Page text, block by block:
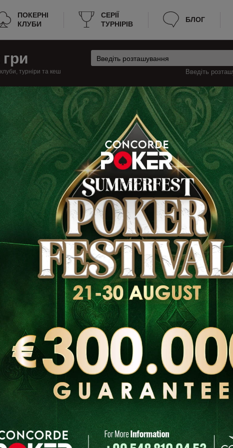
ПОКЕРНІ
КЛУБИ
CЕРІЇ
ТУРНІРІВ
БЛОГ
турніри та кеш Введіть
Німеччина Бад-Райхенгалль Турніри
Бад-Райхенгалль
всі турніри з покеру в Бад-Райхенгалль, які будуть проходити цього
про турніри, наприклад: розклад, місце проведення, вартість
реєстрації. Тепер не потрібно витрачати багато часу на пошук
в закладки.
логістика
Старт
Пізня
реєстрація
Подія